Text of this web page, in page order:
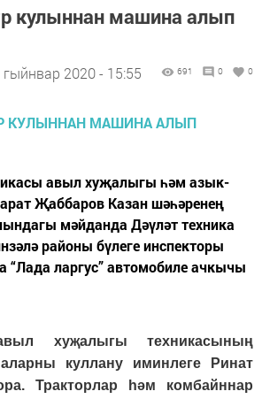
кулыннан машина алып
гыйнвар 2020 - 15:55 691 0 0
авыл хуҗалыгы һәм азык-
Җаббаров Казан шәһәренең
мәйданда Дәүләт техника
районы бүлеге инспекторы
“Лада ларгус” автомобиле ачкычы
хуҗалыгы техникасының
куллану иминлеге Ринат
Тракторлар һәм комбайннар